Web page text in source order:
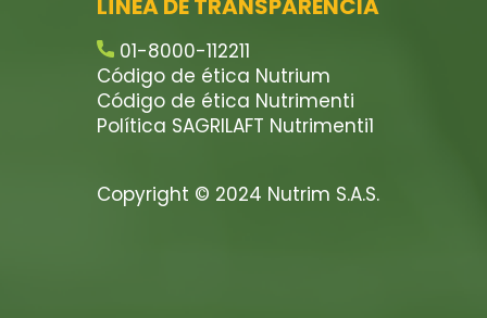
LÍNEA DE TRANSPARENCIA
01-8000-112211
Código de ética Nutrium
Código de ética Nutrimenti
Política SAGRILAFT Nutrimenti1
Copyright © 2024 Nutrim S.A.S.